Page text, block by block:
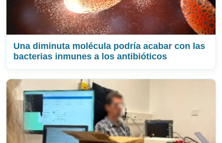
Una diminuta molécula podría acabar con las
bacterias inmunes a los antibióticos